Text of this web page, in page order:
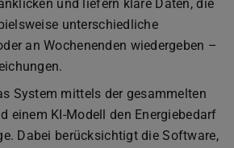
und liefern klare Daten, die
unterschiedliche
an Wochenenden wiedergeben –
System mittels der gesammelten
einem KI-Modell den Energiebedarf
Dabei berücksichtigt die Software,